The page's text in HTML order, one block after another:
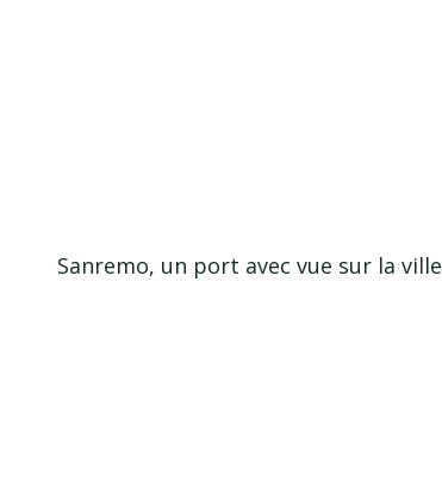
Sanremo, un port avec vue sur la ville